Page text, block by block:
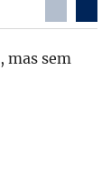
mas sem